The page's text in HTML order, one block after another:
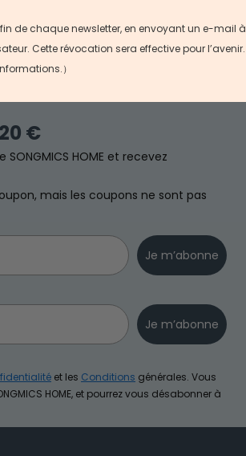
€
HOME et recevez
mais les coupons ne sont pas
Je m’abonne
Je m’abonne
et les Conditions générales. Vous
HOME, et pourrez vous désabonner à
de chaque newsletter, en envoyant un e-mail à
Cette révocation sera effective pour l’avenir.
）